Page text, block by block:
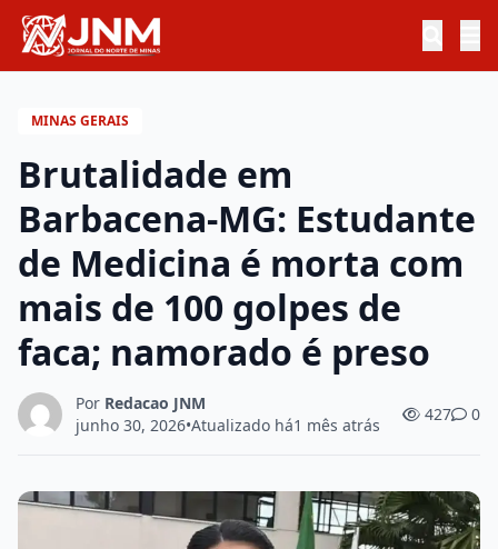
MINAS GERAIS
Brutalidade em
Barbacena-MG: Estudante
de Medicina é morta com
mais de 100 golpes de
faca; namorado é preso
Por Redacao JNM
junho 30, 2026•Atualizado há1 mês atrás
427 0